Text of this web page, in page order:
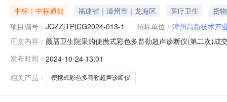
中标｜中标通知 福建省｜漳州市｜龙海区 医疗卫生
货物
项目编号： JCZZ[TP]CG2024-013-1 招标单位： 漳州高新技术产
正文内容： 颜厝卫生院采购便携式彩色多普勒超声诊断仪(第二次)
669号18栋三楼A-02号中标（成交）金额：39.5000000
发布时间： 2024-10-24 13:01
相关产品：
便携式彩色多普勒超声诊断仪